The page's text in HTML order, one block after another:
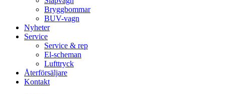
Bryggbommar
BUV-vagn
Nyheter
Service
Service & rep
El-scheman
Lufttryck
Återförsäljare
Kontakt